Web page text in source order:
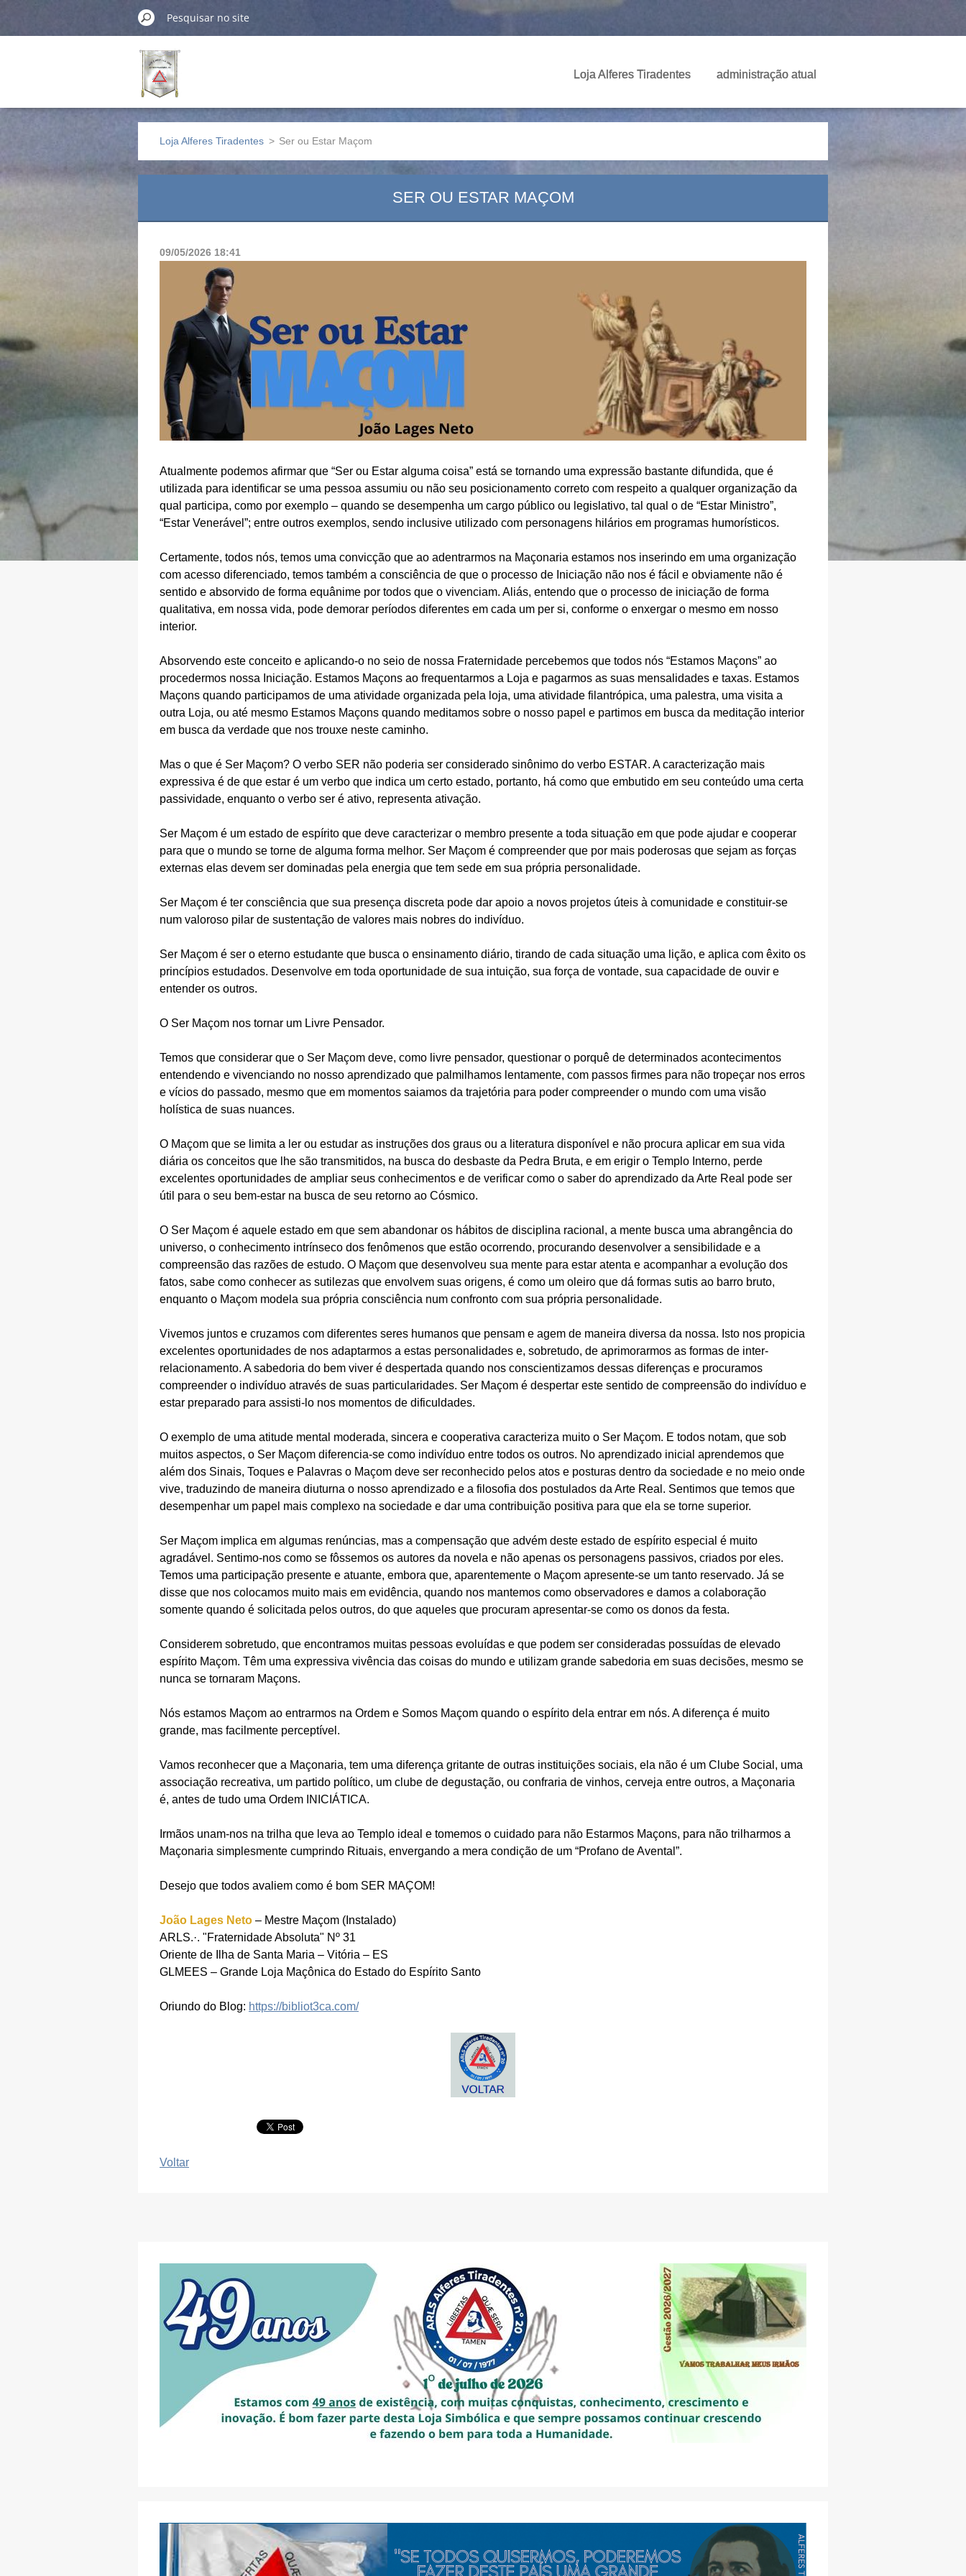
Loja Alferes Tiradentes administração atual
Loja Alferes Tiradentes > Ser ou Estar Maçom
SER OU ESTAR MAÇOM
09/05/2026 18:41
Atualmente podemos afirmar que “Ser ou Estar alguma coisa” está se tornando uma expressão bastante difundida, que é
utilizada para identificar se uma pessoa assumiu ou não seu posicionamento correto com respeito a qualquer organização da
qual participa, como por exemplo – quando se desempenha um cargo público ou legislativo, tal qual o de “Estar Ministro”,
“Estar Venerável”; entre outros exemplos, sendo inclusive utilizado com personagens hilários em programas humorísticos.
Certamente, todos nós, temos uma convicção que ao adentrarmos na Maçonaria estamos nos inserindo em uma organização
com acesso diferenciado, temos também a consciência de que o processo de Iniciação não nos é fácil e obviamente não é
sentido e absorvido de forma equânime por todos que o vivenciam. Aliás, entendo que o processo de iniciação de forma
qualitativa, em nossa vida, pode demorar períodos diferentes em cada um per si, conforme o enxergar o mesmo em nosso
interior.
Absorvendo este conceito e aplicando-o no seio de nossa Fraternidade percebemos que todos nós “Estamos Maçons” ao
procedermos nossa Iniciação. Estamos Maçons ao frequentarmos a Loja e pagarmos as suas mensalidades e taxas. Estamos
Maçons quando participamos de uma atividade organizada pela loja, uma atividade filantrópica, uma palestra, uma visita a
outra Loja, ou até mesmo Estamos Maçons quando meditamos sobre o nosso papel e partimos em busca da meditação interior
em busca da verdade que nos trouxe neste caminho.
Mas o que é Ser Maçom? O verbo SER não poderia ser considerado sinônimo do verbo ESTAR. A caracterização mais
expressiva é de que estar é um verbo que indica um certo estado, portanto, há como que embutido em seu conteúdo uma certa
passividade, enquanto o verbo ser é ativo, representa ativação.
Ser Maçom é um estado de espírito que deve caracterizar o membro presente a toda situação em que pode ajudar e cooperar
para que o mundo se torne de alguma forma melhor. Ser Maçom é compreender que por mais poderosas que sejam as forças
externas elas devem ser dominadas pela energia que tem sede em sua própria personalidade.
Ser Maçom é ter consciência que sua presença discreta pode dar apoio a novos projetos úteis à comunidade e constituir-se
num valoroso pilar de sustentação de valores mais nobres do indivíduo.
Ser Maçom é ser o eterno estudante que busca o ensinamento diário, tirando de cada situação uma lição, e aplica com êxito os
princípios estudados. Desenvolve em toda oportunidade de sua intuição, sua força de vontade, sua capacidade de ouvir e
entender os outros.
O Ser Maçom nos tornar um Livre Pensador.
Temos que considerar que o Ser Maçom deve, como livre pensador, questionar o porquê de determinados acontecimentos
entendendo e vivenciando no nosso aprendizado que palmilhamos lentamente, com passos firmes para não tropeçar nos erros
e vícios do passado, mesmo que em momentos saiamos da trajetória para poder compreender o mundo com uma visão
holística de suas nuances.
O Maçom que se limita a ler ou estudar as instruções dos graus ou a literatura disponível e não procura aplicar em sua vida
diária os conceitos que lhe são transmitidos, na busca do desbaste da Pedra Bruta, e em erigir o Templo Interno, perde
excelentes oportunidades de ampliar seus conhecimentos e de verificar como o saber do aprendizado da Arte Real pode ser
útil para o seu bem-estar na busca de seu retorno ao Cósmico.
O Ser Maçom é aquele estado em que sem abandonar os hábitos de disciplina racional, a mente busca uma abrangência do
universo, o conhecimento intrínseco dos fenômenos que estão ocorrendo, procurando desenvolver a sensibilidade e a
compreensão das razões de estudo. O Maçom que desenvolveu sua mente para estar atenta e acompanhar a evolução dos
fatos, sabe como conhecer as sutilezas que envolvem suas origens, é como um oleiro que dá formas sutis ao barro bruto,
enquanto o Maçom modela sua própria consciência num confronto com sua própria personalidade.
Vivemos juntos e cruzamos com diferentes seres humanos que pensam e agem de maneira diversa da nossa. Isto nos propicia
excelentes oportunidades de nos adaptarmos a estas personalidades e, sobretudo, de aprimorarmos as formas de inter-
relacionamento. A sabedoria do bem viver é despertada quando nos conscientizamos dessas diferenças e procuramos
compreender o indivíduo através de suas particularidades. Ser Maçom é despertar este sentido de compreensão do indivíduo e
estar preparado para assisti-lo nos momentos de dificuldades.
O exemplo de uma atitude mental moderada, sincera e cooperativa caracteriza muito o Ser Maçom. E todos notam, que sob
muitos aspectos, o Ser Maçom diferencia-se como indivíduo entre todos os outros. No aprendizado inicial aprendemos que
além dos Sinais, Toques e Palavras o Maçom deve ser reconhecido pelos atos e posturas dentro da sociedade e no meio onde
vive, traduzindo de maneira diuturna o nosso aprendizado e a filosofia dos postulados da Arte Real. Sentimos que temos que
desempenhar um papel mais complexo na sociedade e dar uma contribuição positiva para que ela se torne superior.
Ser Maçom implica em algumas renúncias, mas a compensação que advém deste estado de espírito especial é muito
agradável. Sentimo-nos como se fôssemos os autores da novela e não apenas os personagens passivos, criados por eles.
Temos uma participação presente e atuante, embora que, aparentemente o Maçom apresente-se um tanto reservado. Já se
disse que nos colocamos muito mais em evidência, quando nos mantemos como observadores e damos a colaboração
somente quando é solicitada pelos outros, do que aqueles que procuram apresentar-se como os donos da festa.
Considerem sobretudo, que encontramos muitas pessoas evoluídas e que podem ser consideradas possuídas de elevado
espírito Maçom. Têm uma expressiva vivência das coisas do mundo e utilizam grande sabedoria em suas decisões, mesmo se
nunca se tornaram Maçons.
Nós estamos Maçom ao entrarmos na Ordem e Somos Maçom quando o espírito dela entrar em nós. A diferença é muito
grande, mas facilmente perceptível.
Vamos reconhecer que a Maçonaria, tem uma diferença gritante de outras instituições sociais, ela não é um Clube Social, uma
associação recreativa, um partido político, um clube de degustação, ou confraria de vinhos, cerveja entre outros, a Maçonaria
é, antes de tudo uma Ordem INICIÁTICA.
Irmãos unam-nos na trilha que leva ao Templo ideal e tomemos o cuidado para não Estarmos Maçons, para não trilharmos a
Maçonaria simplesmente cumprindo Rituais, envergando a mera condição de um “Profano de Avental”.
Desejo que todos avaliem como é bom SER MAÇOM!
João Lages Neto – Mestre Maçom (Instalado)
ARLS.·. "Fraternidade Absoluta" Nº 31
Oriente de Ilha de Santa Maria – Vitória – ES
GLMEES – Grande Loja Maçônica do Estado do Espírito Santo
Oriundo do Blog: https://bibliot3ca.com/
Voltar